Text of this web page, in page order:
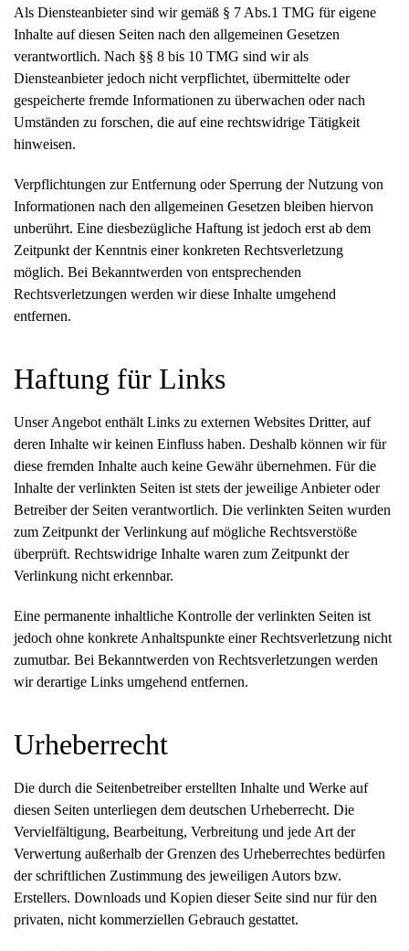
Als Diensteanbieter sind wir gemäß § 7 Abs.1 TMG für eigene
Inhalte auf diesen Seiten nach den allgemeinen Gesetzen
verantwortlich. Nach §§ 8 bis 10 TMG sind wir als
Diensteanbieter jedoch nicht verpflichtet, übermittelte oder
gespeicherte fremde Informationen zu überwachen oder nach
Umständen zu forschen, die auf eine rechtswidrige Tätigkeit
hinweisen.
Verpflichtungen zur Entfernung oder Sperrung der Nutzung von
Informationen nach den allgemeinen Gesetzen bleiben hiervon
unberührt. Eine diesbezügliche Haftung ist jedoch erst ab dem
Zeitpunkt der Kenntnis einer konkreten Rechtsverletzung
möglich. Bei Bekanntwerden von entsprechenden
Rechtsverletzungen werden wir diese Inhalte umgehend
entfernen.
Haftung für Links
Unser Angebot enthält Links zu externen Websites Dritter, auf
deren Inhalte wir keinen Einfluss haben. Deshalb können wir für
diese fremden Inhalte auch keine Gewähr übernehmen. Für die
Inhalte der verlinkten Seiten ist stets der jeweilige Anbieter oder
Betreiber der Seiten verantwortlich. Die verlinkten Seiten wurden
zum Zeitpunkt der Verlinkung auf mögliche Rechtsverstöße
überprüft. Rechtswidrige Inhalte waren zum Zeitpunkt der
Verlinkung nicht erkennbar.
Eine permanente inhaltliche Kontrolle der verlinkten Seiten ist
jedoch ohne konkrete Anhaltspunkte einer Rechtsverletzung nicht
zumutbar. Bei Bekanntwerden von Rechtsverletzungen werden
wir derartige Links umgehend entfernen.
Urheberrecht
Die durch die Seitenbetreiber erstellten Inhalte und Werke auf
diesen Seiten unterliegen dem deutschen Urheberrecht. Die
Vervielfältigung, Bearbeitung, Verbreitung und jede Art der
Verwertung außerhalb der Grenzen des Urheberrechtes bedürfen
der schriftlichen Zustimmung des jeweiligen Autors bzw.
Erstellers. Downloads und Kopien dieser Seite sind nur für den
privaten, nicht kommerziellen Gebrauch gestattet.